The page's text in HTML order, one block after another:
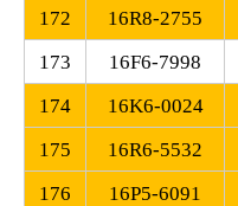
172
16R8-2755
173
16F6-7998
174
16K6-0024
175
16R6-5532
176
16P5-6091